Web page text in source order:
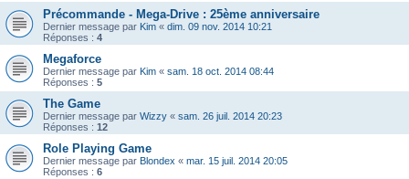
Précommande - Mega-Drive : 25ème anniversaire
Dernier message par Kim « dim. 09 nov. 2014 10:21
Réponses : 4
Megaforce
Dernier message par Kim « sam. 18 oct. 2014 08:44
Réponses : 5
The Game
Dernier message par Wizzy « sam. 26 juil. 2014 20:23
Réponses : 12
Role Playing Game
Dernier message par Blondex « mar. 15 juil. 2014 20:05
Réponses : 6